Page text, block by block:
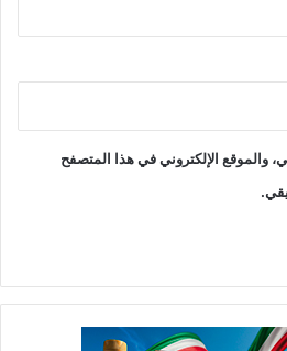
والموقع الإلكتروني في هذا المتصفح